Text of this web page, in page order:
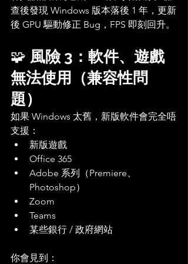
查後發現 Windows 版本落後 1 年，更新
後 GPU 驅動修正 Bug，FPS 即刻回升。
🧩 風險 3：軟件、遊戲
無法使用（兼容性問
題）
如果 Windows 太舊，新版軟件會完全唔
支援：
新版遊戲
Office 365
Adobe 系列（Premiere、
Photoshop）
Zoom
Teams
某些銀行 / 政府網站
你會見到：